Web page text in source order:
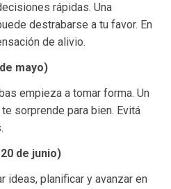
rápidas. Una
destrabarse a tu favor. En
de alivio.
mayo)
empieza a tomar forma. Un
sorprende para bien. Evitá
de junio)
ideas, planificar y avanzar en